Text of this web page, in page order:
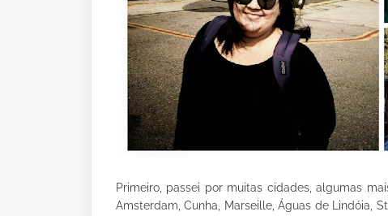
Primeiro, passei por muitas cidades, algumas
Amsterdam, Cunha, Marseille, Águas de Lindóia,